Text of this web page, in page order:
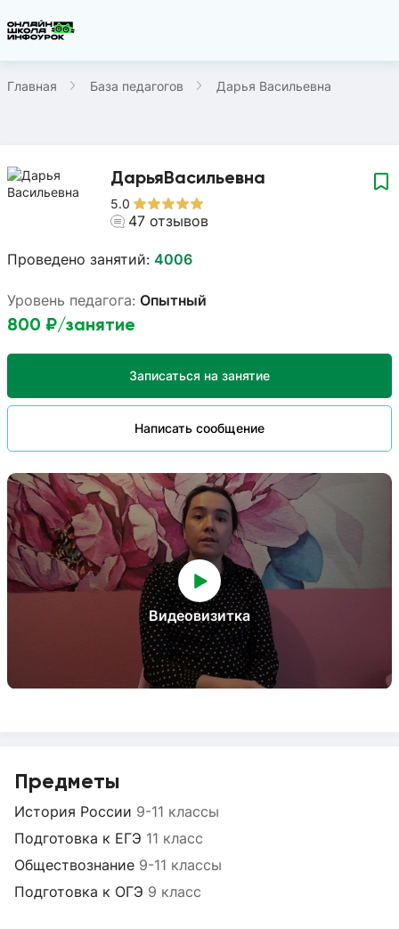
Главная База педагогов Дарья Васильевна
ДарьяВасильевна
5.0
47 отзывов
Проведено занятий: 4006
Видеовизитка
Уровень педагога: Опытный
800 ₽/занятие
Записаться на занятие
Написать сообщение
Предметы
История России 9-11 классы
Подготовка к ЕГЭ 11 класс
Обществознание 9-11 классы
Подготовка к ОГЭ 9 класс